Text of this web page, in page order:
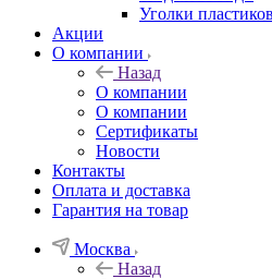
Уголки
Акции
О компании
Назад
О компании
О компании
Сертификаты
Новости
Контакты
Оплата и доставка
Гарантия на товар
Москва
Назад